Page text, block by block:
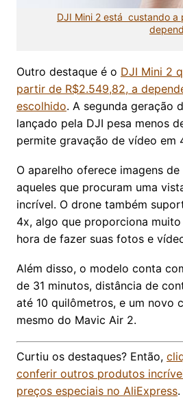
DJI Mini 2 está custando a
Outro destaque é o DJI Mini 2
partir de R$2.549,82, a
escolhido. A segunda geração
lançado pela DJI pesa menos
permite gravação de vídeo em
O aparelho oferece imagens
aqueles que procuram uma
incrível. O drone também
4x, algo que proporciona
hora de fazer suas fotos e
Além disso, o modelo conta
de 31 minutos, distância de
até 10 quilômetros, e um novo
mesmo do Mavic Air 2.
Curtiu os destaques? Então,
conferir outros produtos
preços especiais no AliExpress